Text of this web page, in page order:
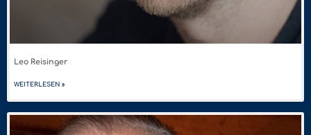
Leo Reisinger
WEITERLESEN »